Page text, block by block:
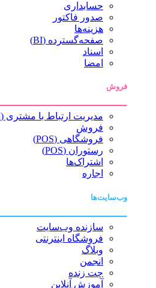
حسابداری
صدور فاکتور
هزینه‌ها
صفحه‌گسترده (BI)
اسناد
امضا
فروش
مدیریت ارتباط با مشتری (CRM)
فروش
فروشگاهی (POS)
رستوران (POS)
اشتراک‌ها
اجاره
وب‌سایت‌ها
سازنده وب‌سایت
فروشگاه اینترنتی
وبلاگ
انجمن
چت زنده
آموزش آنلاین